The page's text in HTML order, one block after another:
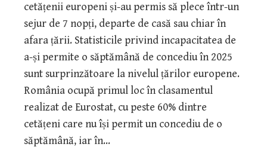
cetățenii europeni și-au permis să plece într-un
sejur de 7 nopți, departe de casă sau chiar în
afara țării. Statisticile privind incapacitatea de
a-și permite o săptămână de concediu în 2025
sunt surprinzătoare la nivelul țărilor europene.
România ocupă primul loc în clasamentul
realizat de Eurostat, cu peste 60% dintre
cetățeni care nu își permit un concediu de o
săptămână, iar în…